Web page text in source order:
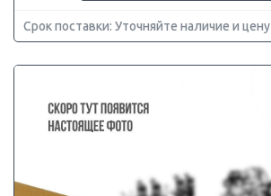
Срок поставки: Уточняйте наличие и цену